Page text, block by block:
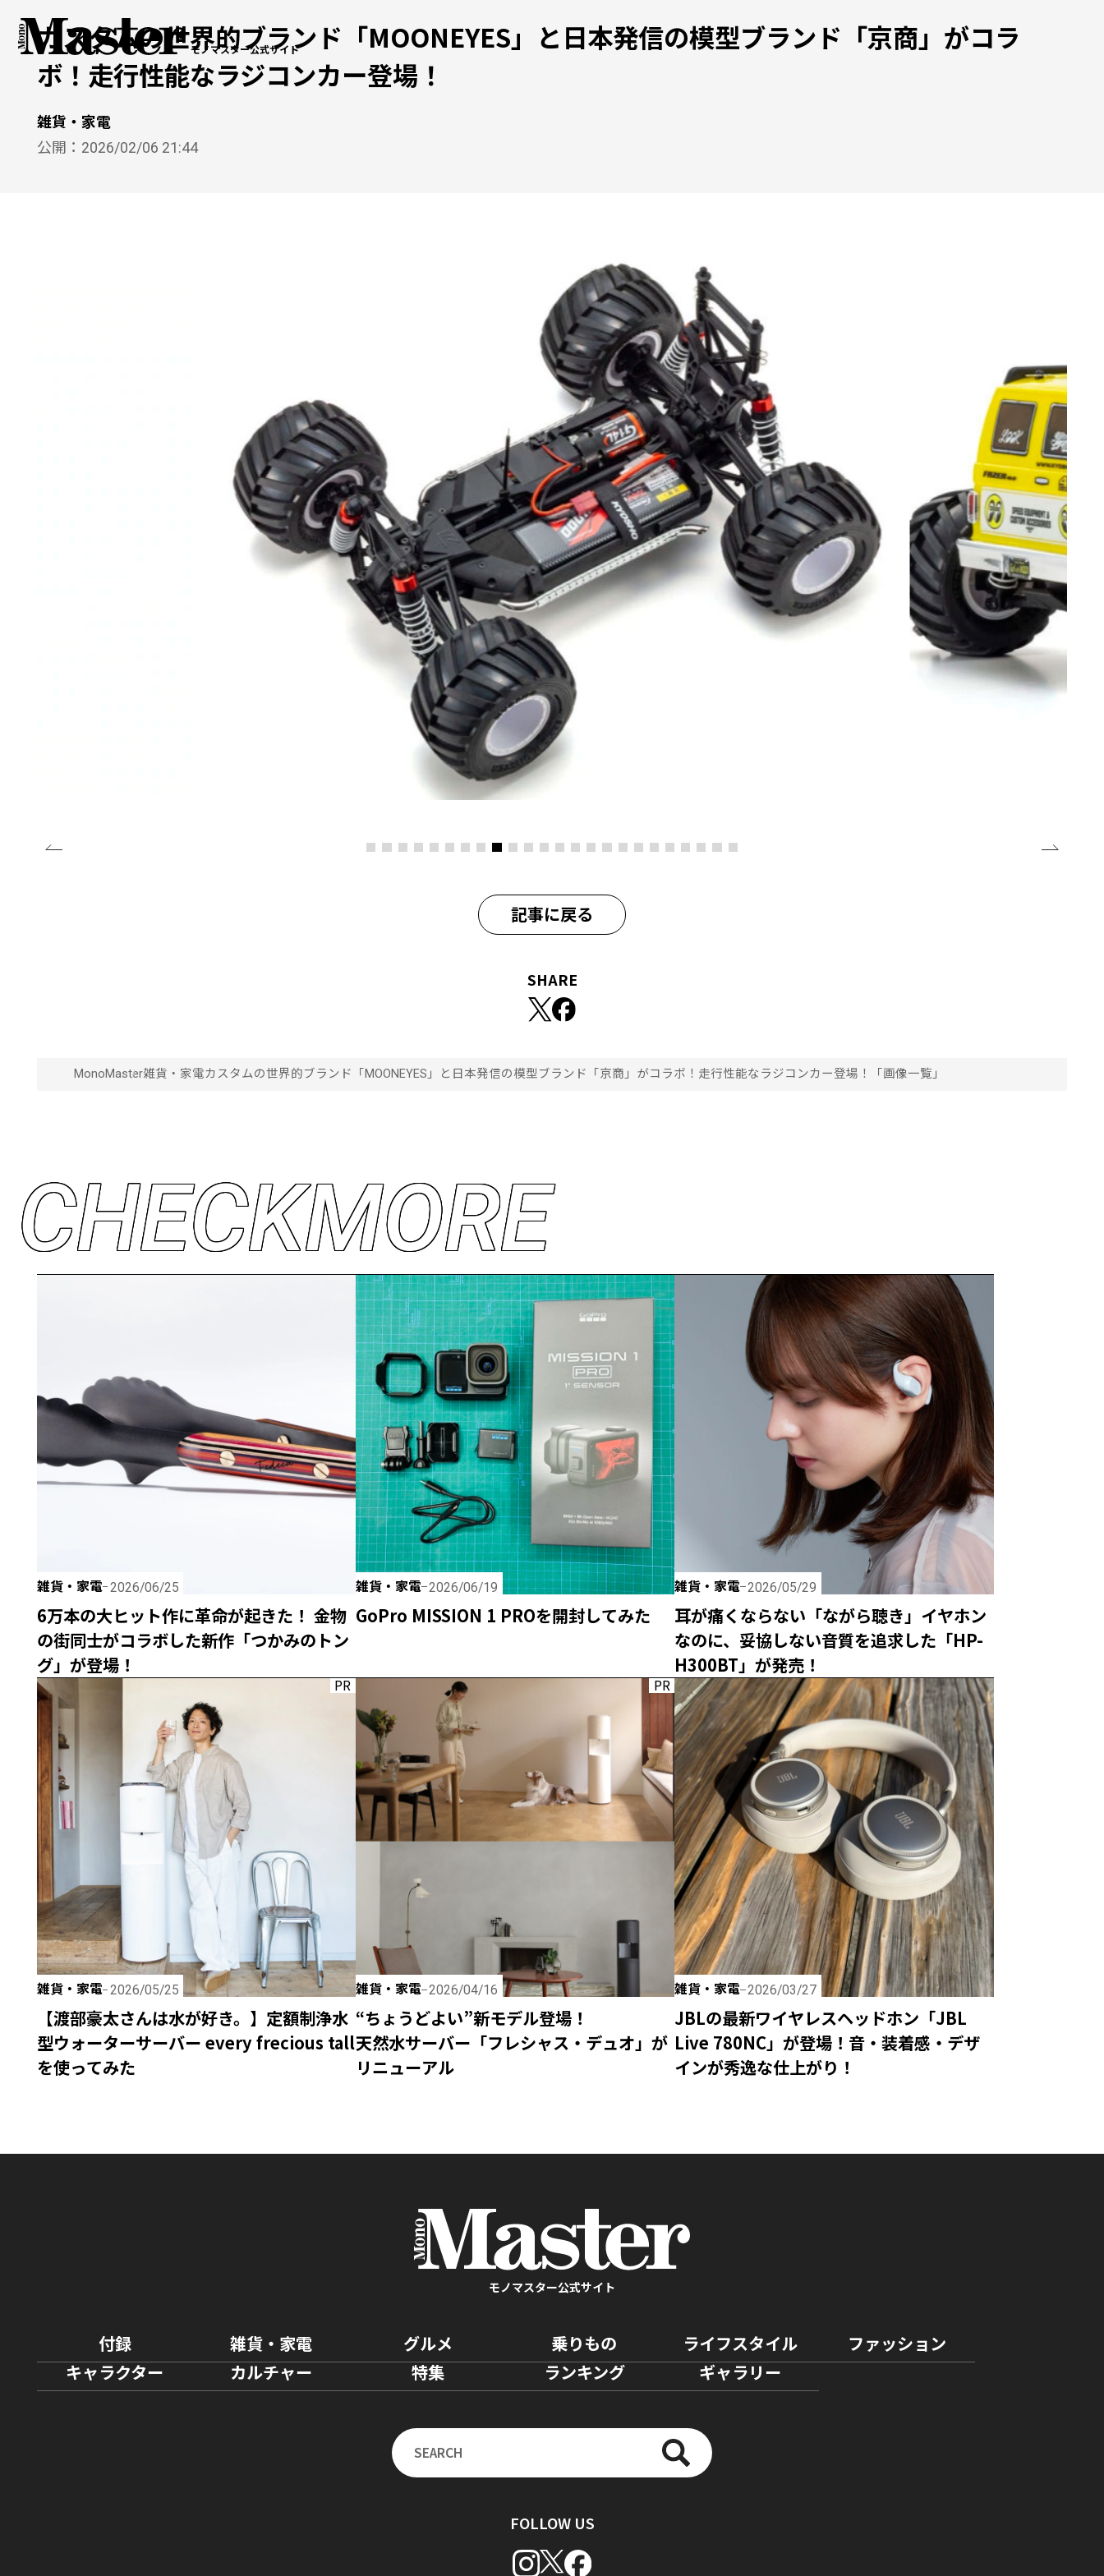
モノマスター公式サイト
カスタムの世界的ブランド「MOONEYES」と日本発信の模型ブランド「京商」がコラ
ボ！走行性能なラジコンカー登場！
雑貨・家電
公開： 2026/02/06 21:44
記事に戻る
SHARE
MonoMaster雑貨・家電カスタムの世界的ブランド「MOONEYES」と日本発信の模型ブランド「京商」がコラボ！走行性能なラジコンカー登場！「画像一覧」
CHECKMORE
雑貨・家電 2026/06/25
6万本の大ヒット作に革命が起きた！ 金物
の街同士がコラボした新作「つかみのトン
グ」が登場！
雑貨・家電 2026/06/19
GoPro MISSION 1 PROを開封してみた
雑貨・家電 2026/05/29
耳が痛くならない「ながら聴き」イヤホン
なのに、妥協しない音質を追求した「HP-
H300BT」が発売！
PR
雑貨・家電 2026/05/25
【渡部豪太さんは水が好き。】定額制浄水
型ウォーターサーバー every frecious tall
を使ってみた
PR
雑貨・家電 2026/04/16
“ちょうどよい”新モデル登場！
天然水サーバー「フレシャス・デュオ」が
リニューアル
雑貨・家電 2026/03/27
JBLの最新ワイヤレスヘッドホン「JBL
Live 780NC」が登場！音・装着感・デザ
インが秀逸な仕上がり！
モノマスター公式サイト
付録 雑貨・家電 グルメ 乗りもの ライフスタイル
ファッション
キャラクター
カルチャー 特集 ランキング ギャラリー
FOLLOW US